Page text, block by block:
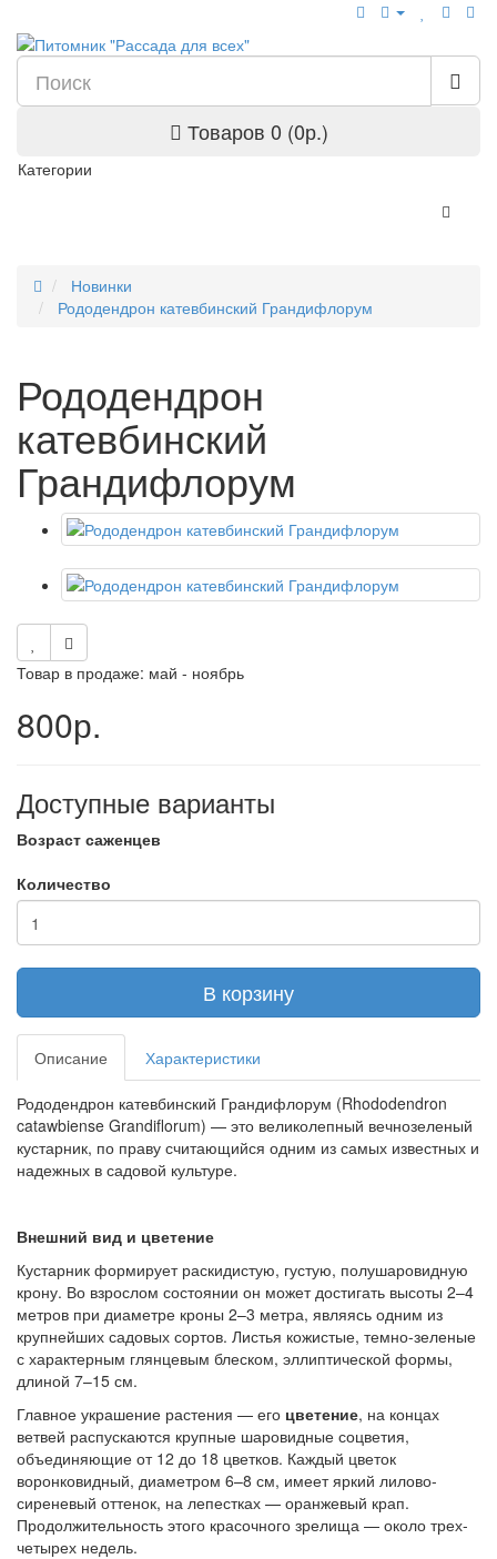
Товаров 0 (0р.)
Категории
Новинки
Рододендрон катевбинский Грандифлорум
Рододендрон
катевбинский
Грандифлорум
Товар в продаже: май - ноябрь
800р.
Доступные варианты
Возраст саженцев
Количество
В корзину
Описание Характеристики
Рододендрон катевбинский Грандифлорум (Rhododendron
catawbiense Grandiflorum) — это великолепный вечнозеленый
кустарник, по праву считающийся одним из самых известных и
надежных в садовой культуре.
Внешний вид и цветение
Кустарник формирует раскидистую, густую, полушаровидную
крону. Во взрослом состоянии он может достигать высоты 2–4
метров при диаметре кроны 2–3 метра, являясь одним из
крупнейших садовых сортов. Листья кожистые, темно-зеленые
с характерным глянцевым блеском, эллиптической формы,
длиной 7–15 см.
Главное украшение растения — его цветение, на концах
ветвей распускаются крупные шаровидные соцветия,
объединяющие от 12 до 18 цветков. Каждый цветок
воронковидный, диаметром 6–8 см, имеет яркий лилово-
сиреневый оттенок, на лепестках — оранжевый крап.
Продолжительность этого красочного зрелища — около трех-
четырех недель.